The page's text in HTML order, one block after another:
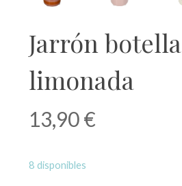
Jarrón botella
limonada
13,90€
8 disponibles